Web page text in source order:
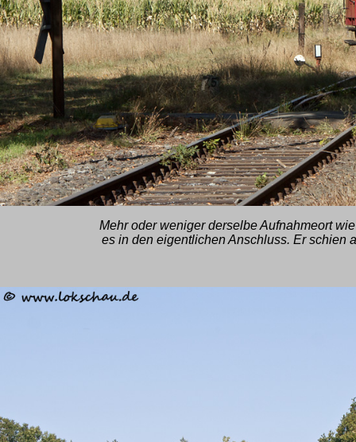
Mehr oder weniger derselbe Aufnahmeort
es in den eigentlichen Anschluss. Er schien